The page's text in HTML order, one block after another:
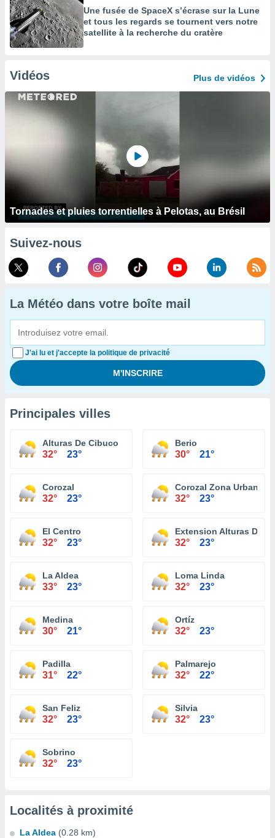
Une fusée de SpaceX s’écrase sur la Lune
et tous les regards se tournent vers notre
satellite à la recherche du cratère
Vidéos Plus de vidéos
Tornades et pluies torrentielles à Pelotas, au Brésil
Suivez-nous
La Météo dans votre boîte mail
J'ai lu et j'accepte la politique de privacité
Principales villes
Alturas De Cibuco
32° 23°
Berio
30° 21°
Corozal
32° 23°
Corozal Zona Urbana
32° 23°
El Centro
32° 23°
Extension Alturas De
32° 23°
La Aldea
33° 23°
Loma Linda
32° 23°
Medina
30° 21°
Ortíz
32° 23°
Padilla
31° 22°
Palmarejo
32° 22°
San Feliz
32° 23°
Silvia
32° 23°
Sobrino
32° 23°
Localités à proximité
La Aldea (0.28 km)